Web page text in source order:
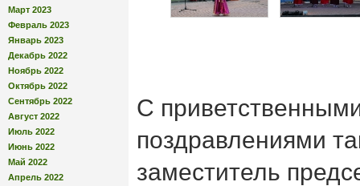
Март 2023
Февраль 2023
Январь 2023
Декабрь 2022
Ноябрь 2022
Октябрь 2022
Сентябрь 2022
Август 2022
Июль 2022
Июнь 2022
Май 2022
Апрель 2022
С
поздравлениями
заместитель